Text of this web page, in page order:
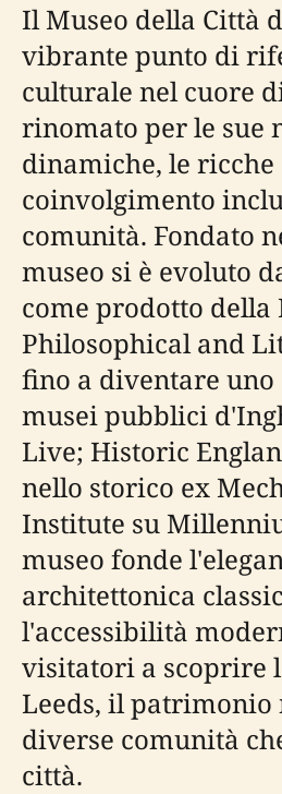
Il Museo della Città
vibrante punto di
culturale nel cuore
rinomato per le sue
dinamiche, le
coinvolgimento
comunità. Fondato
museo si è evoluto
come prodotto della
Philosophical and
fino a diventare
musei pubblici
Live; Historic
nello storico ex
Institute su
museo fonde
architettonica
l'accessibilità
visitatori a scoprire
Leeds, il patrimonio
diverse comunità
città.